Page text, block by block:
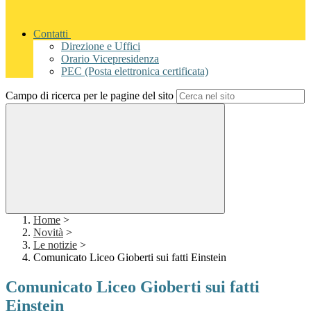
Contatti
Direzione e Uffici
Orario Vicepresidenza
PEC (Posta elettronica certificata)
Campo di ricerca per le pagine del sito
Home >
Novità >
Le notizie >
Comunicato Liceo Gioberti sui fatti Einstein
Comunicato Liceo Gioberti sui fatti
Einstein